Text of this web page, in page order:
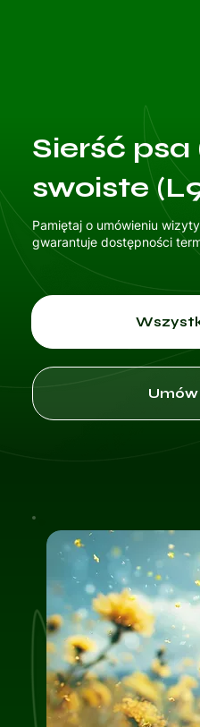
Sierść psa
swoiste
Pamiętaj o umówieniu
gwarantuje dostępności